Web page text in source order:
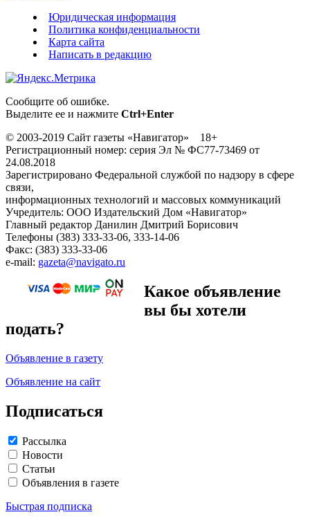
Юридическая информация
Политика конфиденциальности
Карта сайта
Написать в редакцию
Сообщите об ошибке.
Выделите ее и нажмите Ctrl+Enter
© 2003-2019 Сайт газеты «Навигатор» 18+
Регистрационный номер: серия Эл № ФС77-73469 от
24.08.2018
Зарегистрировано Федеральной службой по надзору в сфере
связи,
информационных технологий и массовых коммуникаций
Учредитель: ООО Издательский Дом «Навигатор»
Главный редактор Данилин Дмитрий Борисович
Телефоны (383) 333-33-06, 333-14-06
Факс: (383) 333-33-06
e-mail: gazeta@navigato.ru
Какое объявление
вы бы хотели
подать?
Объявление в газету
Объявление на сайт
Подписаться
Рассылка
Новости
Статьи
Объявления в газете
Быстрая подписка